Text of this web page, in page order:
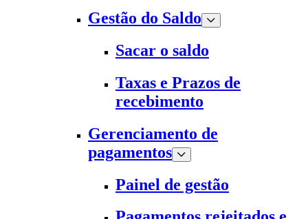
Gestão do Saldo
Sacar o saldo
Taxas e Prazos de
recebimento
Gerenciamento de
pagamentos
Painel de gestão